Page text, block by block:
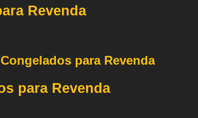
Revenda
para Revenda